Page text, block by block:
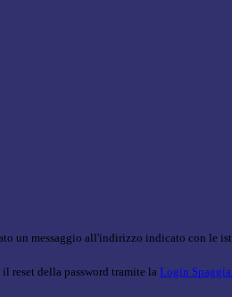
un messaggio all'indirizzo indicato con le
reset della password tramite la Login